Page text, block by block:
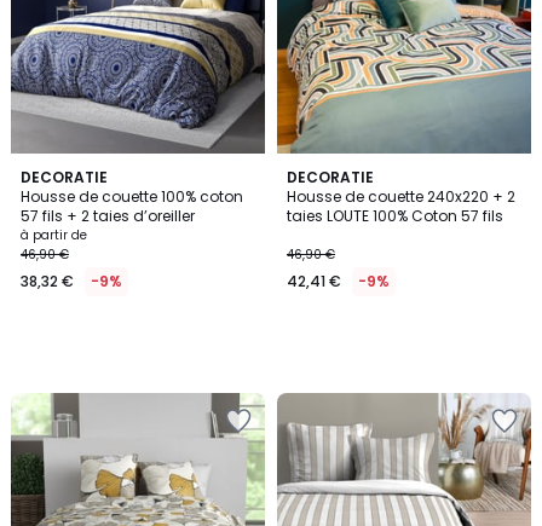
DECORATIE
Housse de couette 100% coton
57 fils + 2 taies d’oreiller
à partir de
46,90 €
38,32 € -9%
DECORATIE
Housse de couette 240x220 + 2
taies LOUTE 100% Coton 57 fils
46,90 €
42,41 € -9%